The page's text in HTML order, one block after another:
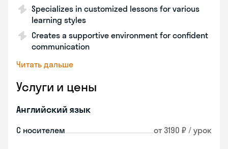
Specializes in customized lessons for various
learning styles
Creates a supportive environment for confident
communication
Читать дальше
Услуги и цены
Английский язык
С носителем от 3190 ₽ / урок